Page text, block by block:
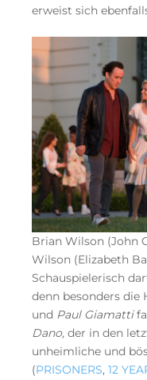
erweist sich
Brian Wilson (John
Wilson (Elizabeth
Schauspielerisch
denn besonders die
und Paul Giamatti
Dano, der in den
unheimliche und
(PRISONERS, 12